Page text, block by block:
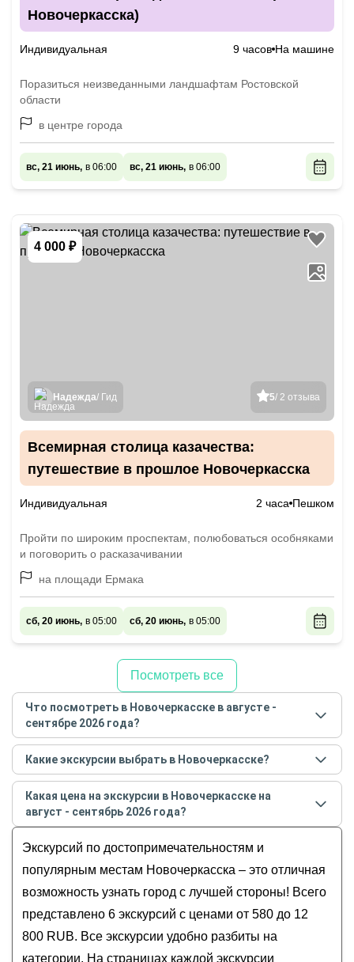
Новочеркасска)
Индивидуальная 9 часов На машине
Поразиться неизведанными ландшафтам Ростовской
области
в центре города
вс, 21 июнь, в 06:00 вс, 21 июнь, в 06:00
4 000 ₽
5/ 2 отзыва
Надежда/ Гид
Всемирная столица казачества:
путешествие в прошлое Новочеркасска
Индивидуальная 2 часа Пешком
Пройти по широким проспектам, полюбоваться особняками
и поговорить о расказачивании
на площади Ермака
сб, 20 июнь, в 05:00 сб, 20 июнь, в 05:00
Посмотреть все
Что посмотреть в Новочеркасске в августе -
сентябре 2026 года?
Самые популярные местав Новочеркасскев
августе - сентябре 2026года:
За городом
Все
Индивидуальные
На автомобиле
Обзорные
Какие экскурсии выбрать в Новочеркасске?
Самые популярные экскурсиив Новочеркасскев
августе - сентябре 2026года:
Новочеркасск столичный и станичный
Большая прогулка по Новочеркасску
Сѣрдцѣ стараго Новочеркасска
Открывая Новочеркасск: Музей донского
казачества
Отыскать горы в донских степях! (Из
Новочеркасска)
Какая цена на экскурсии в Новочеркасске на
август - сентябрь 2026 года?
сентябрь 2026года от 580до 12 800 RUB
Экскурсий по достопримечательностям и
популярным местам Новочеркасска – это отличная
возможность узнать город с лучшей стороны! Всего
представлено 6 экскурсий с ценами от 580 до 12
800 RUB. Все экскурсии удобно разбиты на
категории. На страницах каждой экскурсии